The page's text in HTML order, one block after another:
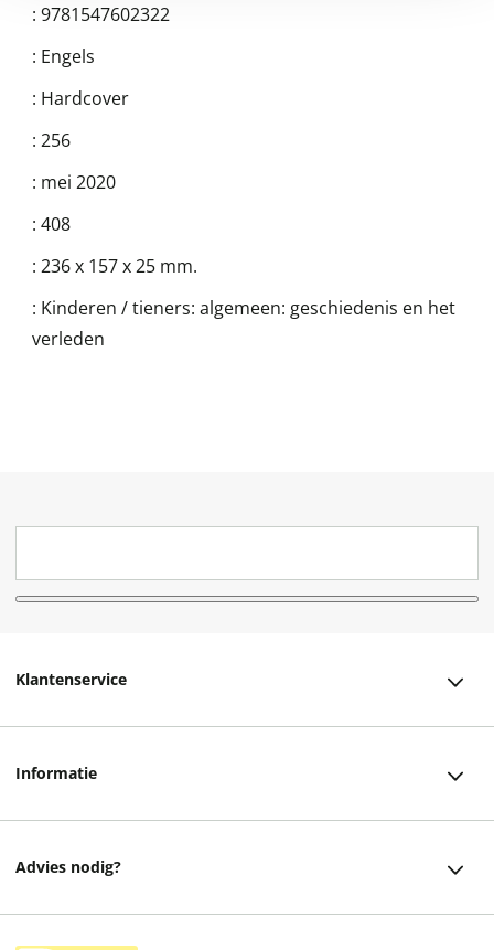
: 9781547602322
: Engels
: Hardcover
: 256
: mei 2020
: 408
: 236 x 157 x 25 mm.
: Kinderen / tieners: algemeen: geschiedenis en het
verleden
Klantenservice
Informatie
Advies nodig?